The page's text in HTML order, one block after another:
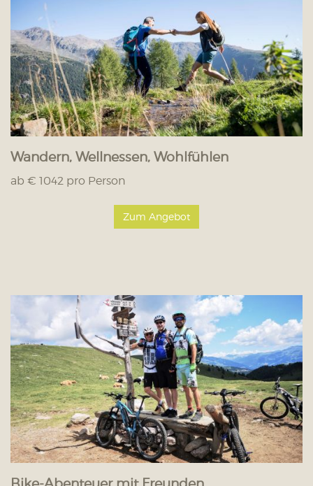
Wandern, Wellnessen, Wohlfühlen
ab € 1042 pro Person
Zum Angebot